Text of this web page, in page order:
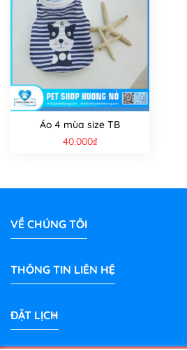
Áo 4 mùa size TB
40.000₫
VỀ CHÚNG TÔI
THÔNG TIN LIÊN HỆ
ĐẶT LỊCH